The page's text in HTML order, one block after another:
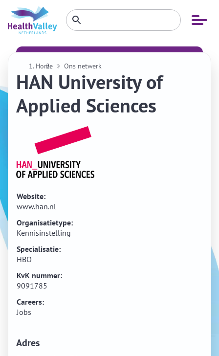
Open
menu
Zoeken
binnenZoeken
Home Ons netwerk
HAN University of
Applied Sciences
Website:
www.han.nl
Organisatietype:
Kennisinstelling
Specialisatie:
HBO
KvK nummer:
9091785
Careers:
Jobs
Adres